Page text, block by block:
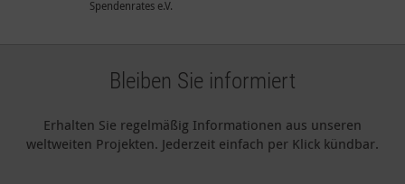
Spendenrates e.V.
Bleiben Sie informiert
Erhalten Sie regelmäßig Informationen aus unseren
weltweiten Projekten. Jederzeit einfach per Klick kündbar.